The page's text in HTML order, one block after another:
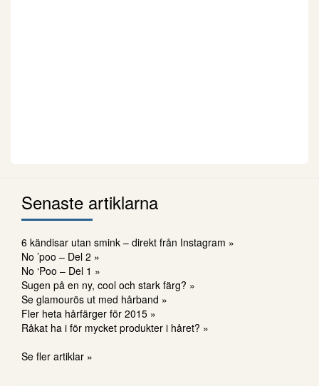
Senaste artiklarna
6 kändisar utan smink – direkt från Instagram »
No ’poo – Del 2 »
No ‘Poo – Del 1 »
Sugen på en ny, cool och stark färg? »
Se glamourös ut med hårband »
Fler heta hårfärger för 2015 »
Råkat ha i för mycket produkter i håret? »
Se fler artiklar »